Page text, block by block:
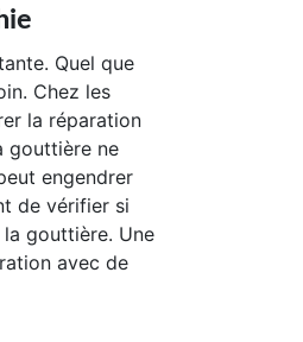
Quel que
Chez les
la réparation
gouttière ne
engendrer
de vérifier si
la gouttière. Une
avec de